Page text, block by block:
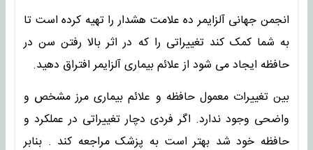
انجمن جهانی آلزایمر ده علامت هشدار را تهیه کرده است تا
به شما کمک کند تغییراتی را که در اثر بالا رفتن سن در
حافظه ایجاد می شود از علائم بیماری آلزایمر افتراق دهید.
بین تغییرات معمول حافظه و علائم بیماری مرز مشخص و
واضحی وجود ندارد. اگر فردی دچار تغییراتی در عملکرد و
حافظه خود شد بهتر است به پزشک مراجعه کند . بنابر